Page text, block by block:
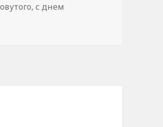
,с днем